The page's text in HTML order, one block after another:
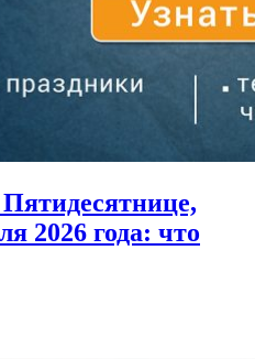
2026 года: что